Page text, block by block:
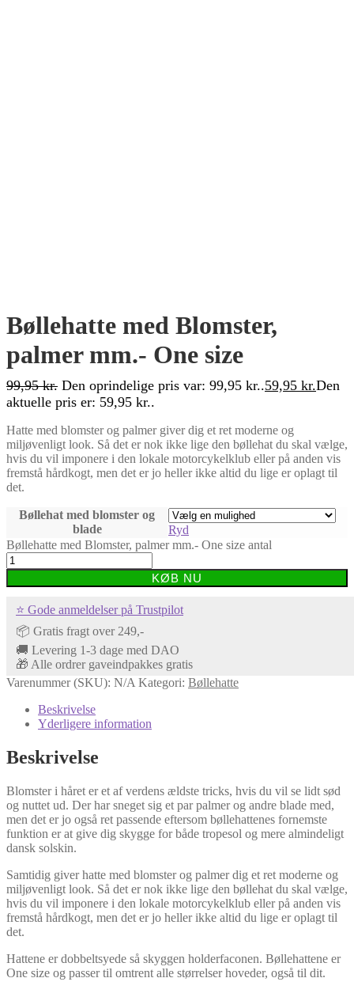
Bøllehatte med Blomster,
palmer mm.- One size
99,95kr. Den oprindelige pris var: 99,95 kr..59,95 kr.Den
aktuelle pris er: 59,95 kr..
Hatte med blomster og palmer giver dig et ret moderne og
miljøvenligt look. Så det er nok ikke lige den bøllehat du skal vælge,
hvis du vil imponere i den lokale motorcykelklub eller på anden vis
fremstå hårdkogt, men det er jo heller ikke altid du lige er oplagt til
det.
Bøllehat med blomster og
blade
Ryd
Bøllehatte med Blomster, palmer mm.- One size antal
KØB NU
⭐ Gode anmeldelser på Trustpilot
📦 Gratis fragt over 249,-
🚚 Levering 1-3 dage med DAO
🎁 Alle ordrer gaveindpakkes gratis
Varenummer (SKU): N/A Kategori: Bøllehatte
Beskrivelse
Yderligere information
Beskrivelse
Blomster i håret er et af verdens ældste tricks, hvis du vil se lidt sød
og nuttet ud. Der har sneget sig et par palmer og andre blade med,
men det er jo også ret passende eftersom bøllehattenes fornemste
funktion er at give dig skygge for både tropesol og mere almindeligt
dansk solskin.
Samtidig giver hatte med blomster og palmer dig et ret moderne og
miljøvenligt look. Så det er nok ikke lige den bøllehat du skal vælge,
hvis du vil imponere i den lokale motorcykelklub eller på anden vis
fremstå hårdkogt, men det er jo heller ikke altid du lige er oplagt til
det.
Hattene er dobbeltsyede så skyggen holderfaconen. Bøllehattene er
One size og passer til omtrent alle størrelser hoveder, også til dit.